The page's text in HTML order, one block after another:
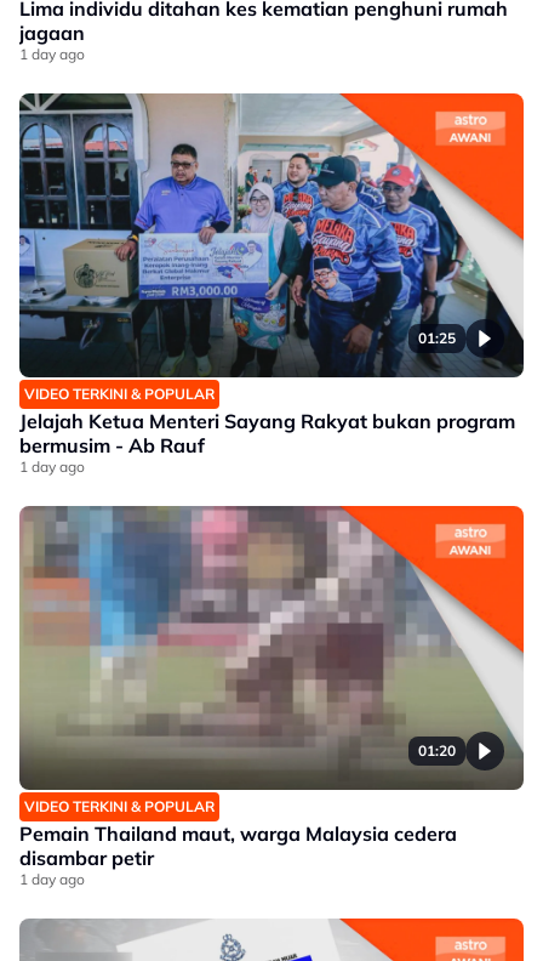
Lima individu ditahan kes kematian penghuni rumah
jagaan
1 day ago
01:25
VIDEO TERKINI & POPULAR
Jelajah Ketua Menteri Sayang Rakyat bukan program
bermusim - Ab Rauf
1 day ago
01:20
VIDEO TERKINI & POPULAR
Pemain Thailand maut, warga Malaysia cedera
disambar petir
1 day ago